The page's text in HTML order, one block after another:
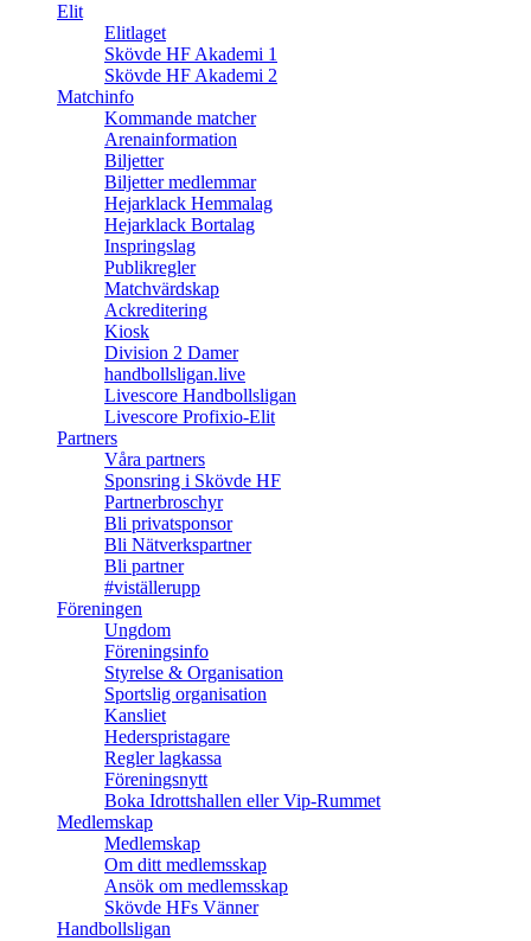
Elit
Elitlaget
Skövde HF Akademi 1
Skövde HF Akademi 2
Matchinfo
Kommande matcher
Arenainformation
Biljetter
Biljetter medlemmar
Hejarklack Hemmalag
Hejarklack Bortalag
Inspringslag
Publikregler
Matchvärdskap
Ackreditering
Kiosk
Division 2 Damer
handbollsligan.live
Livescore Handbollsligan
Livescore Profixio-Elit
Partners
Våra partners
Sponsring i Skövde HF
Partnerbroschyr
Bli privatsponsor
Bli Nätverkspartner
Bli partner
#viställerupp
Föreningen
Ungdom
Föreningsinfo
Styrelse & Organisation
Sportslig organisation
Kansliet
Hederspristagare
Regler lagkassa
Föreningsnytt
Boka Idrottshallen eller Vip-Rummet
Medlemskap
Medlemskap
Om ditt medlemsskap
Ansök om medlemsskap
Skövde HFs Vänner
Handbollsligan